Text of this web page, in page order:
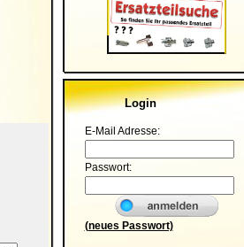
Login
E-Mail Adresse:
Passwort:
(neues Passwort)